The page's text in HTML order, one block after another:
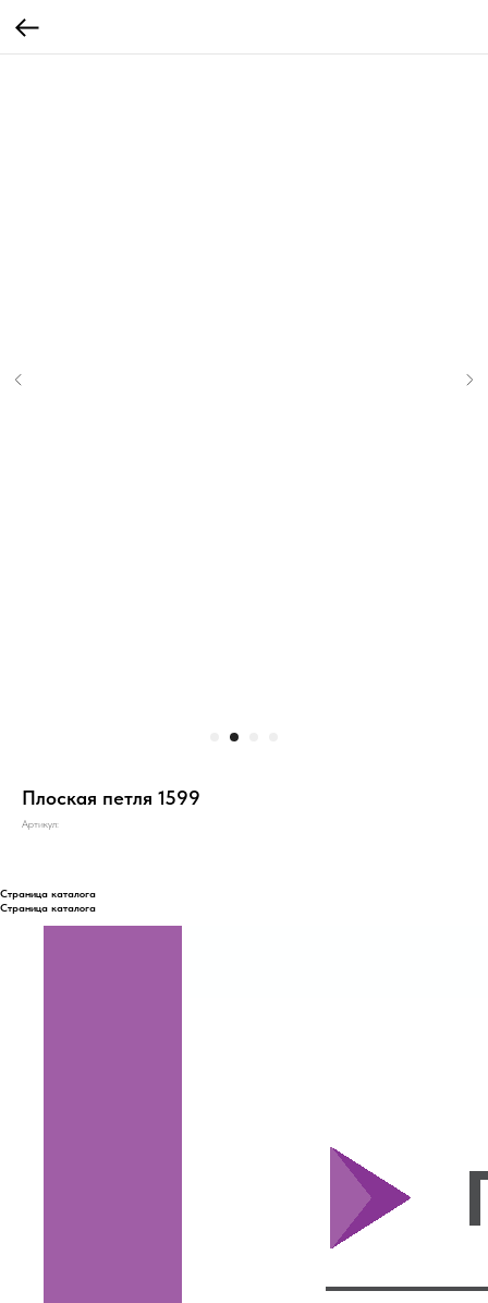
Плоская петля 1599
Артикул:
Страница каталога
Страница каталога